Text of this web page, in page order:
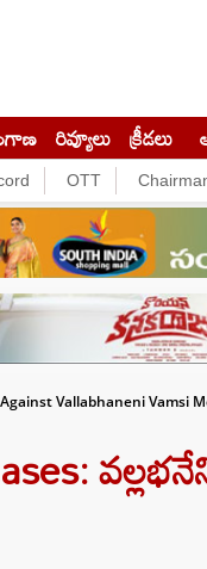
రివ్యూలు క్రీడలు
OTT
Vallabhaneni Vamsi